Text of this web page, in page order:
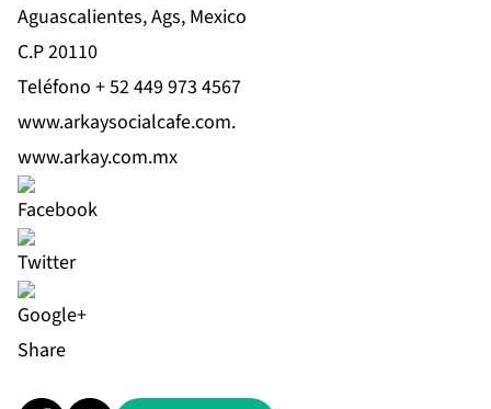
Aguascalientes, Ags, Mexico
C.P 20110
Teléfono + 52 449 973 4567
www.arkaysocialcafe.com.
www.arkay.com.mx
Share